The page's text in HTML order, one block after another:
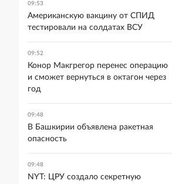
09:53
Американскую вакцину от СПИД
тестировали на солдатах ВСУ
09:52
Конор Макгрегор перенес операцию
и сможет вернуться в октагон через
год
09:48
В Башкирии объявлена ракетная
опасность
09:48
NYT: ЦРУ создало секретную